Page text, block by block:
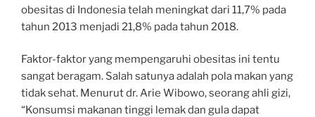
obesitas di Indonesia telah meningkat dari 11,7% pada
tahun 2013 menjadi 21,8% pada tahun 2018.
Faktor-faktor yang mempengaruhi obesitas ini tentu
sangat beragam. Salah satunya adalah pola makan yang
tidak sehat. Menurut dr. Arie Wibowo, seorang ahli gizi,
“Konsumsi makanan tinggi lemak dan gula dapat